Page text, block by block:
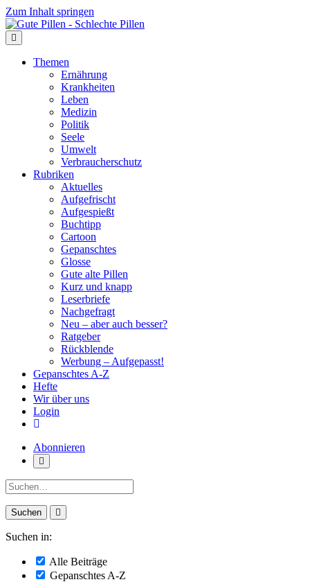
Zum Inhalt springen
Themen
Ernährung
Krankheiten
Leben
Medizin
Politik
Seele
Umwelt
Verbraucherschutz
Rubriken
Aktuelles
Aufgefrischt
Aufgespießt
Buchtipp
Cartoon
Gepanschtes
Glosse
Gute alte Pillen
Kurz und knapp
Leserbriefe
Nachgefragt
Neu – aber auch besser?
Ratgeber
Rückblende
Werbung – Aufgepasst!
Gepanschtes A-Z
Hefte
Wir über uns
Login
Abonnieren
Suche:
Suchen in:
Alle Beiträge
Gepanschtes A-Z